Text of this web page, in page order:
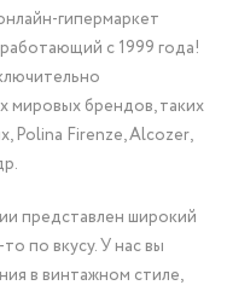
гипермаркет
с 1999 года!
мировых брендов, таких
Polina Firenze, Alcozer,
представлен широкий
по вкусу. У нас вы
в винтажном стиле,